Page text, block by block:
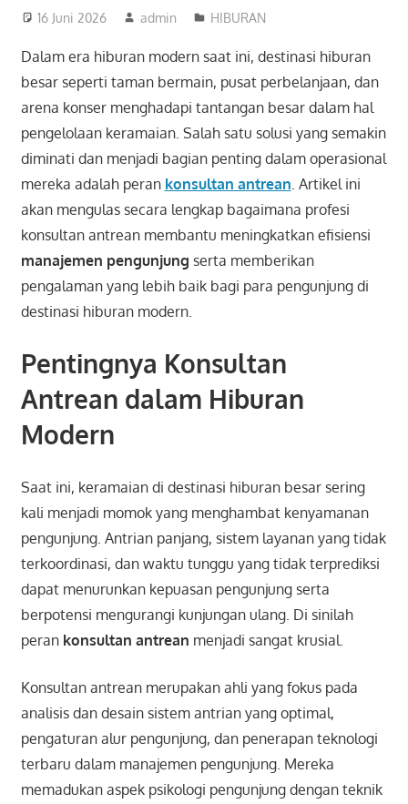
16 Juni 2026 admin HIBURAN
Dalam era hiburan modern saat ini, destinasi hiburan
besar seperti taman bermain, pusat perbelanjaan, dan
arena konser menghadapi tantangan besar dalam hal
pengelolaan keramaian. Salah satu solusi yang semakin
diminati dan menjadi bagian penting dalam operasional
mereka adalah peran konsultan antrean . Artikel ini
akan mengulas secara lengkap bagaimana profesi
konsultan antrean membantu meningkatkan efisiensi
manajemen pengunjung serta memberikan
pengalaman yang lebih baik bagi para pengunjung di
destinasi hiburan modern.
Pentingnya Konsultan
Antrean dalam Hiburan
Modern
Saat ini, keramaian di destinasi hiburan besar sering
kali menjadi momok yang menghambat kenyamanan
pengunjung. Antrian panjang, sistem layanan yang tidak
terkoordinasi, dan waktu tunggu yang tidak terprediksi
dapat menurunkan kepuasan pengunjung serta
berpotensi mengurangi kunjungan ulang. Di sinilah
peran konsultan antrean menjadi sangat krusial.
Konsultan antrean merupakan ahli yang fokus pada
analisis dan desain sistem antrian yang optimal,
pengaturan alur pengunjung, dan penerapan teknologi
terbaru dalam manajemen pengunjung. Mereka
memadukan aspek psikologi pengunjung dengan teknik